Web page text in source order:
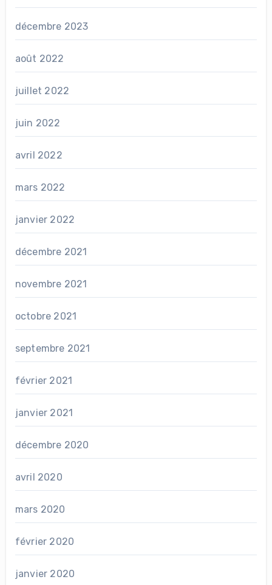
décembre 2023
août 2022
juillet 2022
juin 2022
avril 2022
mars 2022
janvier 2022
décembre 2021
novembre 2021
octobre 2021
septembre 2021
février 2021
janvier 2021
décembre 2020
avril 2020
mars 2020
février 2020
janvier 2020